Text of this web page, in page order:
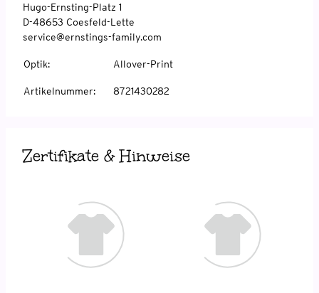
Hugo-Ernsting-Platz 1
D-48653 Coesfeld-Lette
service@ernstings-family.com
Optik: Allover-Print
Artikelnummer: 8721430282
Zertifikate & Hinweise